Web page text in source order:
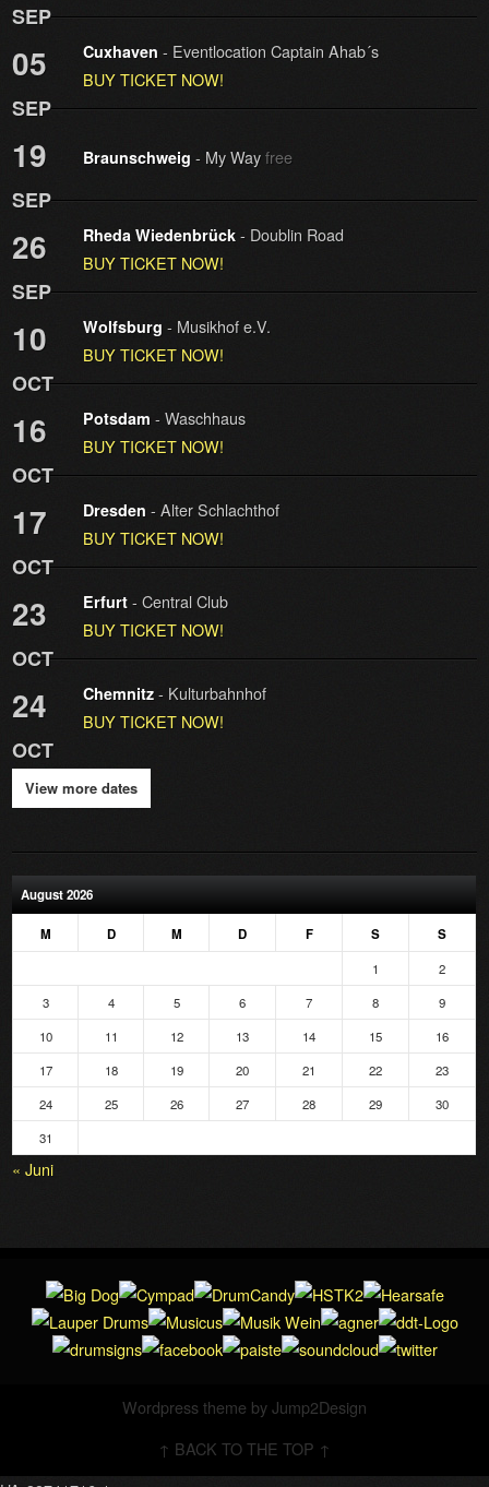
SEP
05
SEP
Cuxhaven - Eventlocation Captain Ahab´s
BUY TICKET NOW!
19
SEP
Braunschweig - My Wayfree
26
SEP
Rheda Wiedenbrück - Doublin Road
BUY TICKET NOW!
10
OCT
Wolfsburg - Musikhof e.V.
BUY TICKET NOW!
16
OCT
Potsdam - Waschhaus
BUY TICKET NOW!
17
OCT
Dresden - Alter Schlachthof
BUY TICKET NOW!
23
OCT
Erfurt - Central Club
BUY TICKET NOW!
24
OCT
Chemnitz - Kulturbahnhof
BUY TICKET NOW!
View more dates
August 2026
M D M D F S S
1
2
3
4 5 6 7 8
9
10
11 12 13 14 15
16
17
18 19 20 21 22
23
24
25 26 27 28 29
30
31
« Juni
Wordpress theme byJump2Design
↑ BACK TO THE TOP ↑